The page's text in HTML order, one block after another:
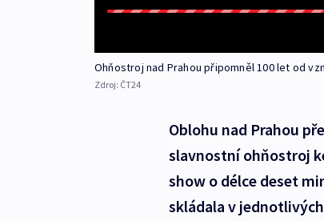
Ohňostroj nad Prahou připomněl 100 let od
Zdroj: ČT24
Oblohu nad Prahou
slavnostní ohňostroj
show o délce deset
skládala v